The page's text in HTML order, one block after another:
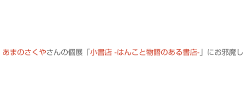
あまのさくやさんの個展「 小書店 -はんこと物語のある書店- 」にお邪魔